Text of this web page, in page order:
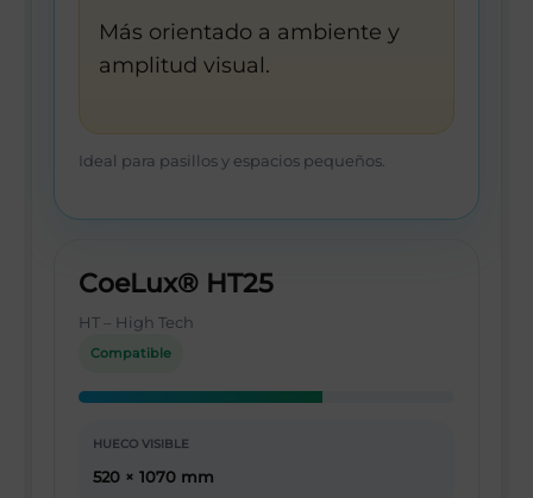
Más orientado a ambiente y
amplitud visual.
Ideal para pasillos y espacios pequeños.
CoeLux® HT25
HT – High Tech
Compatible
HUECO VISIBLE
520 × 1070 mm